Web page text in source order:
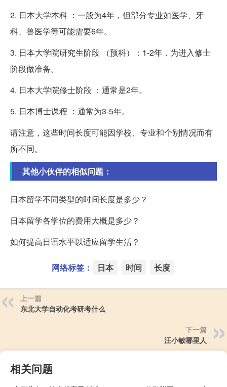
2. 日本大学本科 ：一般为4年，但部分专业如医学、牙
科、兽医学等可能需要6年。
3. 日本大学院研究生阶段 （预科）：1-2年，为进入修士
阶段做准备。
4. 日本大学院修士阶段 ：通常是2年。
5. 日本博士课程 ：通常为3-5年。
请注意，这些时间长度可能因学校、专业和个别情况而有
所不同。
其他小伙伴的相似问题：
日本留学不同类型的时间长度是多少？
日本留学各学位的费用大概是多少？
如何提高日语水平以适应留学生活？
网络标签： 日本 时间 长度
上一篇
东北大学自动化考研考什么
下一篇
汪小敏哪里人
相关问题